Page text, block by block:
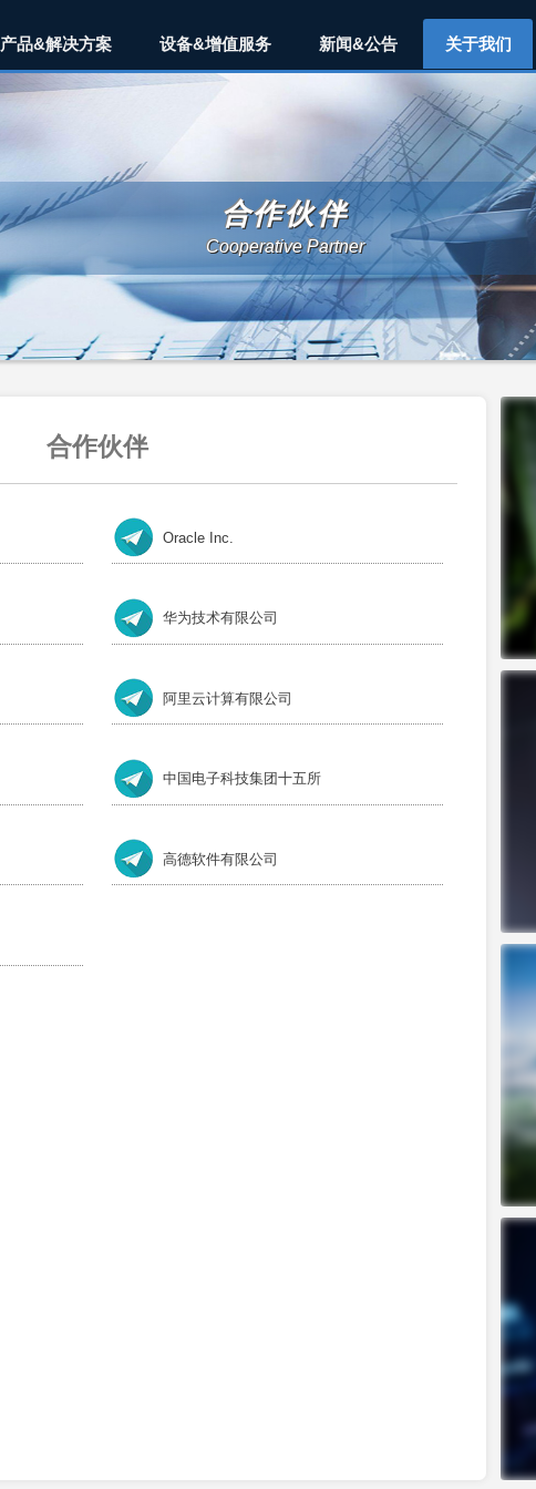
产品&解决方案 设备&增值服务 新闻&公告 关于我们
合作伙伴
Cooperative Partner
合作伙伴
Oracle Inc.
华为技术有限公司
阿里云计算有限公司
中国电子科技集团十五所
高德软件有限公司